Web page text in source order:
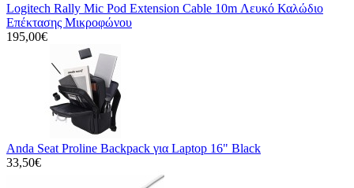
Logitech Rally Mic Pod Extension Cable 10m Λευκό Καλώδιο
Επέκτασης Μικροφώνου
195,00€
Anda Seat Proline Backpack για Laptop 16" Black
33,50€